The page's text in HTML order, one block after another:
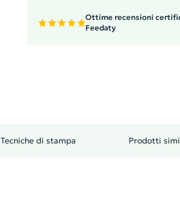
Ottime recensioni
Feedaty
Tecniche di stampa Prodotti